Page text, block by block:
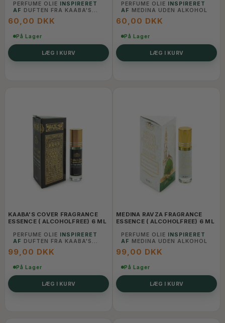
PERFUME OLIE INSPIRERET
AF DUFTEN FRA KAABA'S
COVER UDEN ALKOHOL
60,00 DKK
På Lager
LÆG I KURV
PERFUME OLIE INSPIRERET
AF MEDINA UDEN ALKOHOL
60,00 DKK
På Lager
LÆG I KURV
KAABA'S COVER FRAGRANCE
ESSENCE ( ALCOHOLFREE) 6 ML
PERFUME OLIE INSPIRERET
AF DUFTEN FRA KAABA'S
COVER UDEN ALKOHOL
99,00 DKK
På Lager
LÆG I KURV
MEDINA RAVZA FRAGRANCE
ESSENCE ( ALCOHOLFREE) 6 ML
PERFUME OLIE INSPIRERET
AF MEDINA UDEN ALKOHOL
99,00 DKK
På Lager
LÆG I KURV